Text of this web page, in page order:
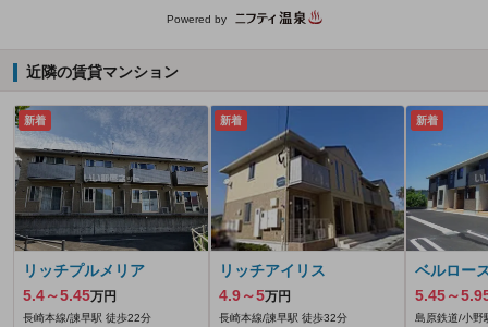
Powered by
近隣の賃貸マンション
新着
リッチプルメリア
5.4～5.45万円
長崎本線/諫早駅 徒歩22分
新着
リッチアイリス
4.9～5万円
長崎本線/諫早駅 徒歩32分
新着
ベルロー
5.45～
島原鉄道/小野